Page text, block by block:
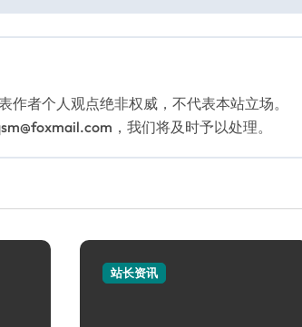
作者个人观点绝非权威，不代表本站立场。
，我们将及时予以处理。
站长资讯